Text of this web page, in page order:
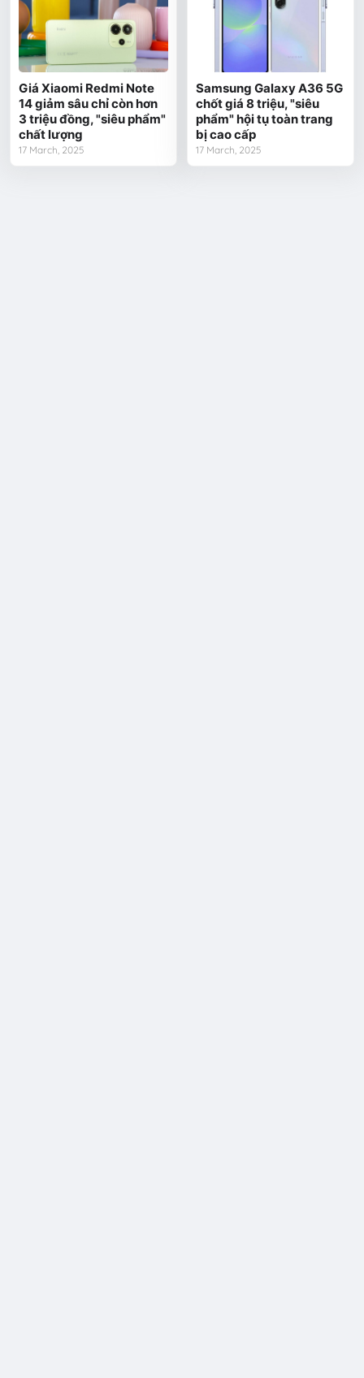
Giá Xiaomi Redmi Note
14 giảm sâu chỉ còn hơn
3 triệu đồng, "siêu phẩm"
chất lượng
17 March, 2025
Samsung Galaxy A36 5G
chốt giá 8 triệu, "siêu
phẩm" hội tụ toàn trang
bị cao cấp
17 March, 2025